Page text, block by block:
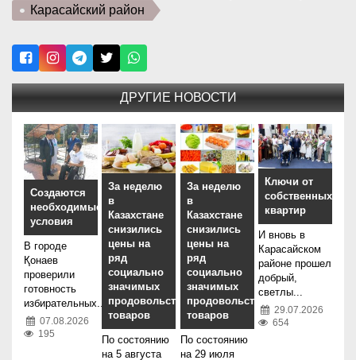
Карасайский район
ДРУГИЕ НОВОСТИ
Создаются
необходимые
условия
В городе
Қонаев
проверили
готовность
избирательных...
07.08.2026
195
За неделю
в
Казахстане
снизились
цены на
ряд
социально
значимых
продовольственных
товаров
По состоянию
на 5 августа
За неделю
в
Казахстане
снизились
цены на
ряд
социально
значимых
продовольственных
товаров
По состоянию
на 29 июля
Ключи от
собственных
квартир
И вновь в
Карасайском
районе прошел
добрый,
светлы...
29.07.2026
654